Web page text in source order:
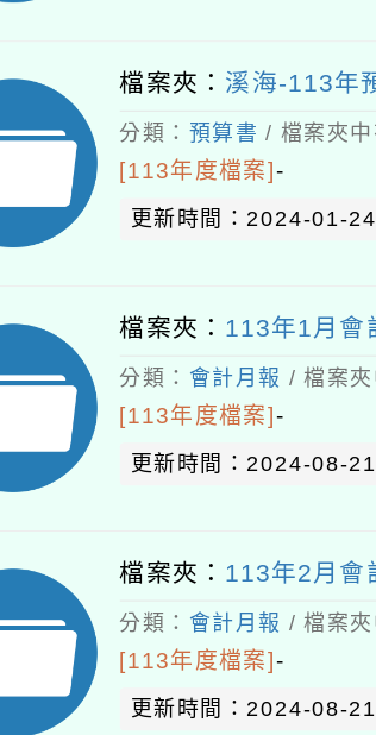
檔案夾： 溪海-113年
分類： 預算書 / 檔案夾中
[113年度檔案]-
更新時間：2024-01-
檔案夾： 113年1月會
分類： 會計月報 / 檔案夾
[113年度檔案]-
更新時間：2024-08-
檔案夾： 113年2月會
分類： 會計月報 / 檔案夾
[113年度檔案]-
更新時間：2024-08-